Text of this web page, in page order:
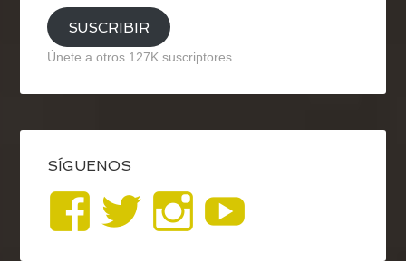
SUSCRIBIR
Únete a otros 127K suscriptores
SÍGUENOS
VerVerVer